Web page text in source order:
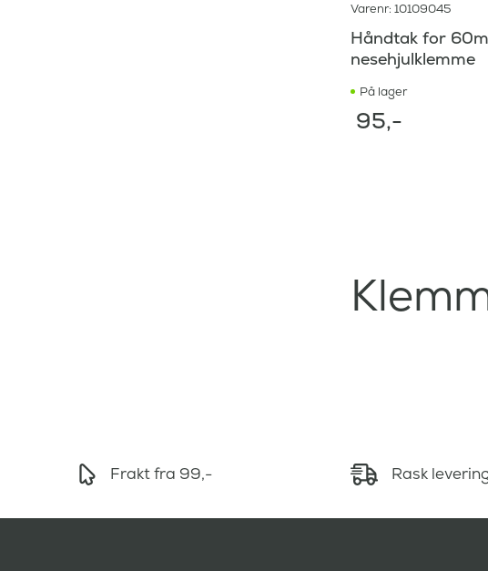
Varenr: 10109045
Håndtak for
nesehjulklemme
På lager
95,-
Frakt fra 99,- Rask